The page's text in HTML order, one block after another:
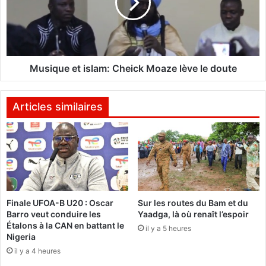
l
s
t
s
l
m
:
C
h
e
i
c
k
M
o
a
z
Musique et islam: Cheick Moaze lève le doute
Articles similaires
Finale UFOA-B U20 : Oscar
Barro veut conduire les
Étalons à la CAN en battant le
Nigeria
il y a 4 heures
Sur les routes du Bam et du
Yaadga, là où renaît l’espoir
il y a 5 heures